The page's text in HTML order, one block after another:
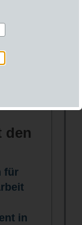
den
für
in